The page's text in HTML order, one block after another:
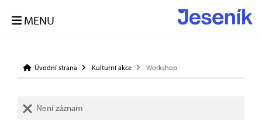
MENU
Úvodní strana Kulturní akce Workshop
Není záznam